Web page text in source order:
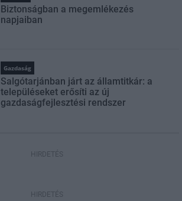
Biztonságban a megemlékezés
napjaiban
Gazdaság
Salgótarjánban járt az államtitkár: a
településeket erősíti az új
gazdaságfejlesztési rendszer
HIRDETÉS
HIRDETÉS